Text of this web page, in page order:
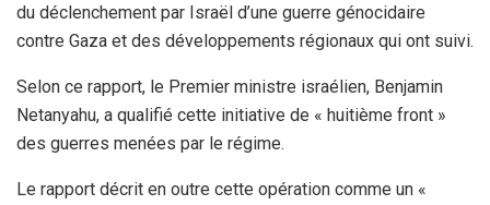
du déclenchement par Israël d’une guerre génocidaire
contre Gaza et des développements régionaux qui ont suivi.
Selon ce rapport, le Premier ministre israélien, Benjamin
Netanyahu, a qualifié cette initiative de « huitième front »
des guerres menées par le régime.
Le rapport décrit en outre cette opération comme un «